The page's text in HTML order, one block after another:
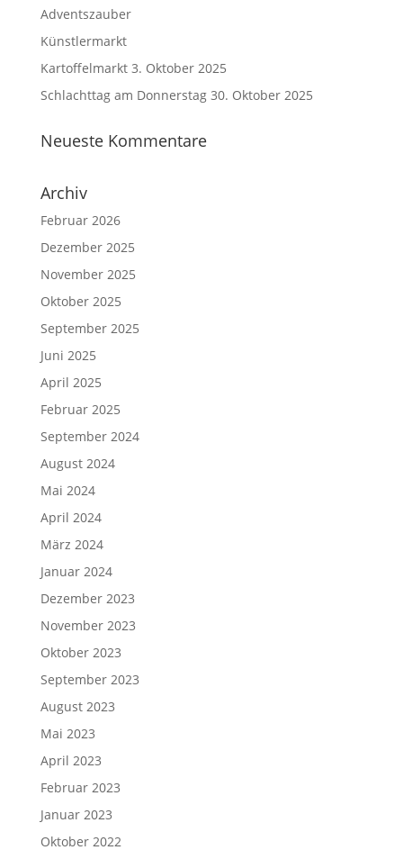
Adventszauber
Künstlermarkt
Kartoffelmarkt 3. Oktober 2025
Schlachttag am Donnerstag 30. Oktober 2025
Neueste Kommentare
Archiv
Februar 2026
Dezember 2025
November 2025
Oktober 2025
September 2025
Juni 2025
April 2025
Februar 2025
September 2024
August 2024
Mai 2024
April 2024
März 2024
Januar 2024
Dezember 2023
November 2023
Oktober 2023
September 2023
August 2023
Mai 2023
April 2023
Februar 2023
Januar 2023
Oktober 2022